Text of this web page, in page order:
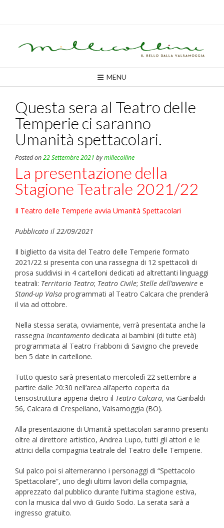
MENU
Questa sera al Teatro delle
Temperie ci saranno
Umanità spettacolari.
Posted on22 Settembre 2021 bymillecolline
La presentazione della
Stagione Teatrale 2021/22
Il Teatro delle Temperie avvia Umanità Spettacolari
Pubblicato il 22/09/2021
Il biglietto da visita del Teatro delle Temperie formato
2021/22 si presenta con una rassegna di 12 spettacoli di
prosa suddivisi in 4 cartelloni dedicati ad altrettanti linguaggi
teatrali: Territorio Teatro; Teatro Civile; Stelle dell’avvenire e
Stand-up Valsa programmati al Teatro Calcara che prenderà
il via ad ottobre.
Nella stessa serata, ovviamente, verrà presentata anche la
rassegna Incantamento dedicata ai bambini (di tutte età)
programmata al Teatro Frabboni di Savigno che prevede
ben 5 date in cartellone.
Tutto questo sarà presentato mercoledì 22 settembre a
partire dalle 20:30 nell’area all’aperto coperta da
tensostruttura appena dietro il Teatro Calcara, via Garibaldi
56, Calcara di Crespellano, Valsamoggia (BO).
Alla presentazione di Umanità spettacolari saranno presenti
oltre al direttore artistico, Andrea Lupo, tutti gli attori e le
attrici della compagnia teatrale del Teatro delle Temperie.
Sul palco poi si alterneranno i personaggi di “Spettacolo
Spettacolare”, uno degli ultimi lavori della compagnia,
apprezzato dal pubblico durante l’ultima stagione estiva,
con la musica dal vivo di Guido Sodo. La serata sarà a
ingresso gratuito.